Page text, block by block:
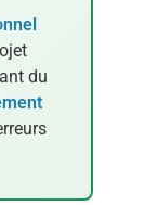
du